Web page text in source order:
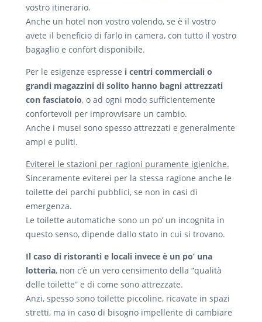
vostro itinerario.
Anche un hotel non vostro volendo, se è il vostro
avete il beneficio di farlo in camera, con tutto il vostro
bagaglio e confort disponibile.
Per le esigenze espresse i centri commerciali o
grandi magazzini di solito hanno bagni attrezzati
con fasciatoio, o ad ogni modo sufficientemente
confortevoli per improvvisare un cambio.
Anche i musei sono spesso attrezzati e generalmente
ampi e puliti.
Eviterei le stazioni per ragioni puramente igieniche.
Sinceramente eviterei per la stessa ragione anche le
toilette dei parchi pubblici, se non in casi di
emergenza.
Le toilette automatiche sono un po’ un incognita in
questo senso, dipende dallo stato in cui si trovano.
Il caso di ristoranti e locali invece è un po’ una
lotteria, non c’è un vero censimento della “qualità
delle toilette” e di come sono attrezzate.
Anzi, spesso sono toilette piccoline, ricavate in spazi
stretti, ma in caso di bisogno impellente di cambiare